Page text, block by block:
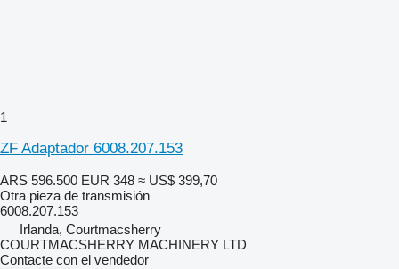
1
ZF Adaptador 6008.207.153
ARS 596.500 EUR 348 ≈ US$ 399,70
Otra pieza de transmisión
6008.207.153
Irlanda, Courtmacsherry
COURTMACSHERRY MACHINERY LTD
Contacte con el vendedor